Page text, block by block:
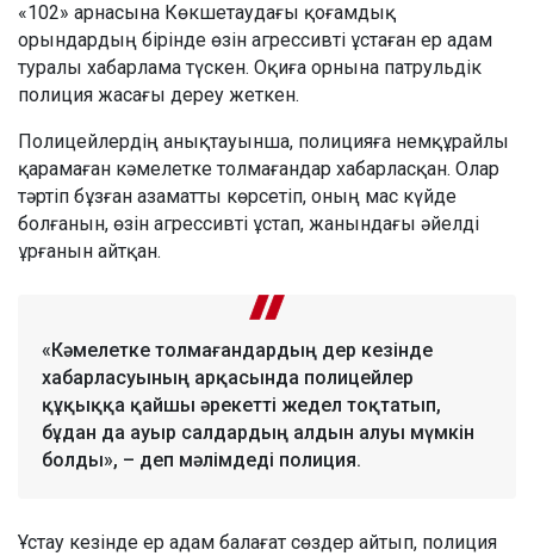
«102» арнасына Көкшетаудағы қоғамдық
орындардың бірінде өзін агрессивті ұстаған ер адам
туралы хабарлама түскен. Оқиға орнына патрульдік
полиция жасағы дереу жеткен.
Полицейлердің анықтауынша, полицияға немқұрайлы
қарамаған кәмелетке толмағандар хабарласқан. Олар
тәртіп бұзған азаматты көрсетіп, оның мас күйде
болғанын, өзін агрессивті ұстап, жанындағы әйелді
ұрғанын айтқан.
«Кәмелетке толмағандардың дер кезінде
хабарласуының арқасында полицейлер
құқыққа қайшы әрекетті жедел тоқтатып,
бұдан да ауыр салдардың алдын алуы мүмкін
болды», – деп мәлімдеді полиция.
Ұстау кезінде ер адам балағат сөздер айтып, полиция